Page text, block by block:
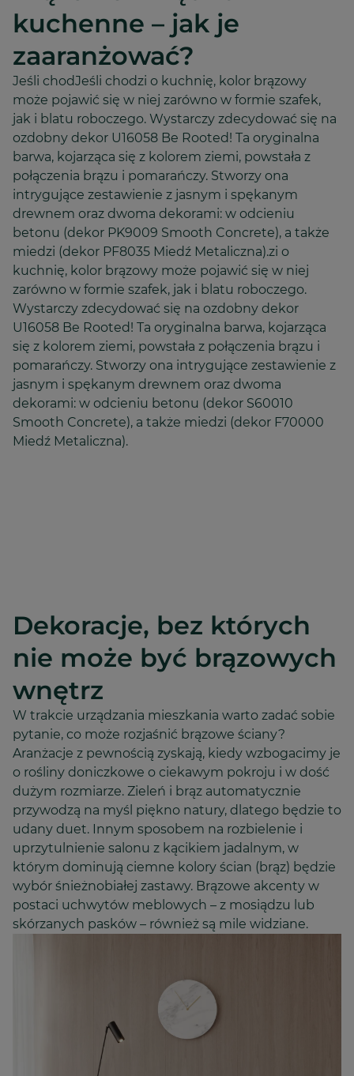
kuchenne – jak je
zaaranżować?
Jeśli chodJeśli chodzi o kuchnię, kolor brązowy
może pojawić się w niej zarówno w formie szafek,
jak i blatu roboczego. Wystarczy zdecydować się na
ozdobny dekor U16058 Be Rooted! Ta oryginalna
barwa, kojarząca się z kolorem ziemi, powstała z
połączenia brązu i pomarańczy. Stworzy ona
intrygujące zestawienie z jasnym i spękanym
drewnem oraz dwoma dekorami: w odcieniu
betonu (dekor PK9009 Smooth Concrete), a także
miedzi (dekor PF8035 Miedź Metaliczna).zi o
kuchnię, kolor brązowy może pojawić się w niej
zarówno w formie szafek, jak i blatu roboczego.
Wystarczy zdecydować się na ozdobny dekor
U16058 Be Rooted! Ta oryginalna barwa, kojarząca
się z kolorem ziemi, powstała z połączenia brązu i
pomarańczy. Stworzy ona intrygujące zestawienie z
jasnym i spękanym drewnem oraz dwoma
dekorami: w odcieniu betonu (dekor S60010
Smooth Concrete), a także miedzi (dekor F70000
Miedź Metaliczna).
Dekoracje, bez których
nie może być brązowych
wnętrz
W trakcie urządzania mieszkania warto zadać sobie
pytanie, co może rozjaśnić brązowe ściany?
Aranżacje z pewnością zyskają, kiedy wzbogacimy je
o rośliny doniczkowe o ciekawym pokroju i w dość
dużym rozmiarze. Zieleń i brąz automatycznie
przywodzą na myśl piękno natury, dlatego będzie to
udany duet. Innym sposobem na rozbielenie i
uprzytulnienie salonu z kącikiem jadalnym, w
którym dominują ciemne kolory ścian (brąz) będzie
wybór śnieżnobiałej zastawy. Brązowe akcenty w
postaci uchwytów meblowych – z mosiądzu lub
skórzanych pasków – również są mile widziane.